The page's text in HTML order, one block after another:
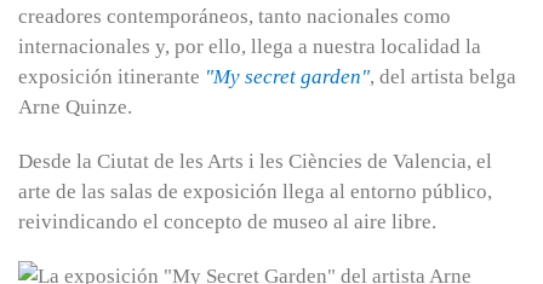
creadores contemporáneos, tanto nacionales como
internacionales y, por ello, llega a nuestra localidad la
exposición itinerante "My secret garden", del artista belga
Arne Quinze.
Desde la Ciutat de les Arts i les Ciències de Valencia, el
arte de las salas de exposición llega al entorno público,
reivindicando el concepto de museo al aire libre.